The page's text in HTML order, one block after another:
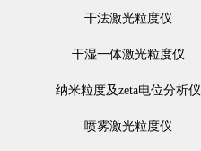
干法激光粒度仪
干湿一体激光粒度仪
纳米粒度及zeta电位分析仪
喷雾激光粒度仪